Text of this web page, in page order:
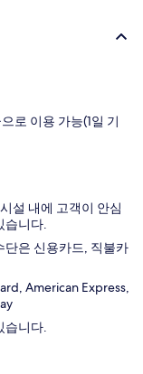
로 이용 가능(1일 기
설 내에 고객이 안심
습니다.
단은 신용카드, 직불카
American Express,
습니다.